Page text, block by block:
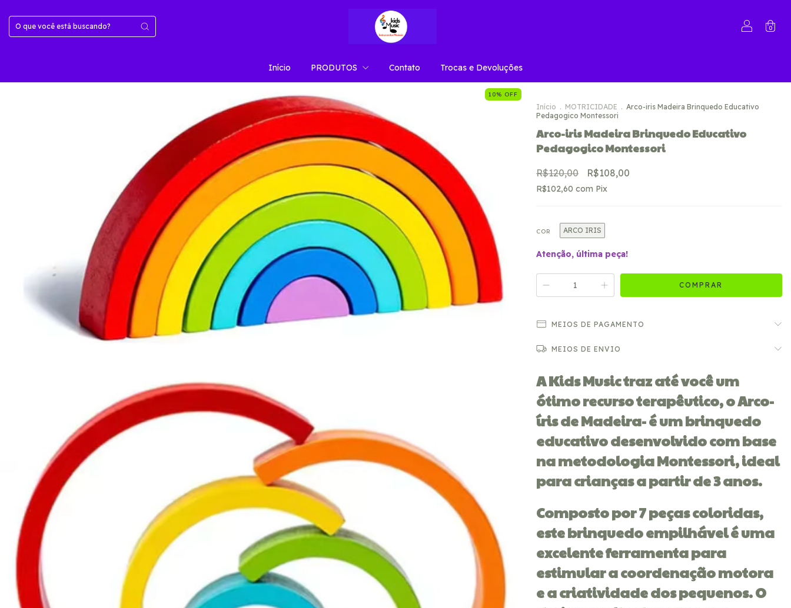
0
Início PRODUTOS Contato Trocas e Devoluções
10% OFF
Início . MOTRICIDADE . Arco-iris Madeira Brinquedo Educativo
Pedagogico Montessori
Arco-iris Madeira Brinquedo Educativo
Pedagogico Montessori
R$120,00 R$108,00
R$102,60 com Pix
COR ARCO IRIS
Atenção, última peça!
MEIOS DE PAGAMENTO
MEIOS DE ENVIO
A Kids Music traz até você um
ótimo recurso terapêutico, o Arco-
íris de Madeira- é um brinquedo
educativo desenvolvido com base
na metodologia Montessori, ideal
para crianças a partir de 3 anos.
Composto por 7 peças coloridas,
este brinquedo empilhável é uma
excelente ferramenta para
estimular a coordenação motora
e a criatividade dos pequenos. O